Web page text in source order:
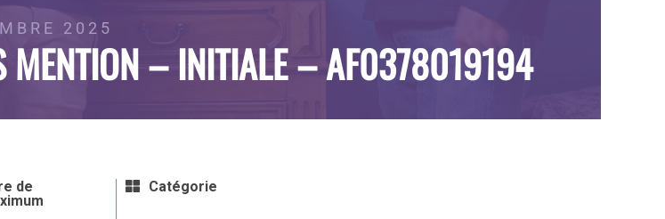
2025
MENTION – INITIALE – AF0378019194
de
Catégorie